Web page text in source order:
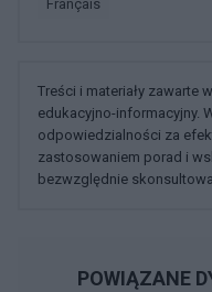
français
Treści i materiały zawarte
edukacyjno-informacyjny.
odpowiedzialności za
zastosowaniem porad i
bezwzględnie
POWIĄZANE